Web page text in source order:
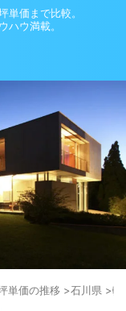
単価まで比較。
ハウ満載。
単価の推移 >石川県 >輪